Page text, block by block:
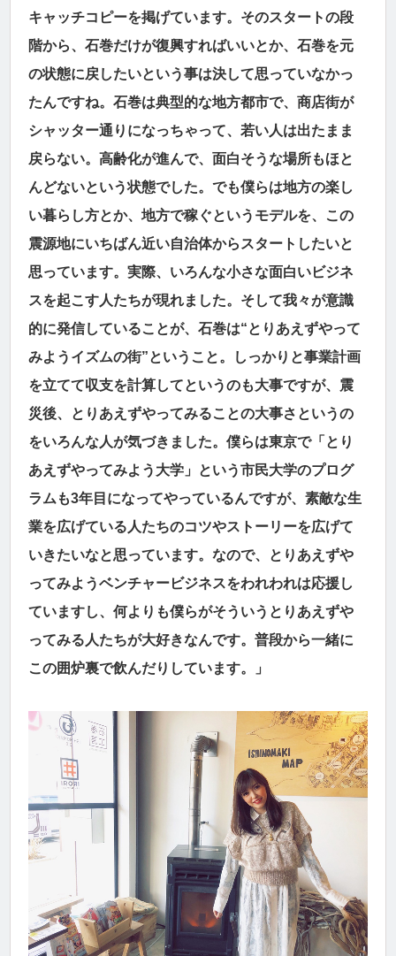
キャッチコピーを掲げています。そのスタートの段
階から、石巻だけが復興すればいいとか、石巻を元
の状態に戻したいという事は決して思っていなかっ
たんですね。石巻は典型的な地方都市で、商店街が
シャッター通りになっちゃって、若い人は出たまま
戻らない。高齢化が進んで、面白そうな場所もほと
んどないという状態でした。でも僕らは地方の楽し
い暮らし方とか、地方で稼ぐというモデルを、この
震源地にいちばん近い自治体からスタートしたいと
思っています。実際、いろんな小さな面白いビジネ
スを起こす人たちが現れました。そして我々が意識
的に発信していることが、石巻は“とりあえずやって
みようイズムの街”ということ。しっかりと事業計画
を立てて収支を計算してというのも大事ですが、震
災後、とりあえずやってみることの大事さというの
をいろんな人が気づきました。僕らは東京で「とり
あえずやってみよう大学」という市民大学のプログ
ラムも3年目になってやっているんですが、素敵な生
業を広げている人たちのコツやストーリーを広げて
いきたいなと思っています。なので、とりあえずや
ってみようベンチャービジネスをわれわれは応援し
ていますし、何よりも僕らがそういうとりあえずや
ってみる人たちが大好きなんです。普段から一緒に
この囲炉裏で飲んだりしています。」